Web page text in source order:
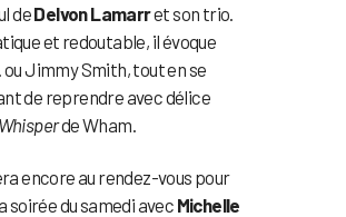
deDelvon Lamarret son trio.
et redoutable, il évoque
ou Jimmy Smith, tout en se
de reprendre avec délice
de Wham.
encore au rendez-vous pour
soirée du samedi avec Michelle